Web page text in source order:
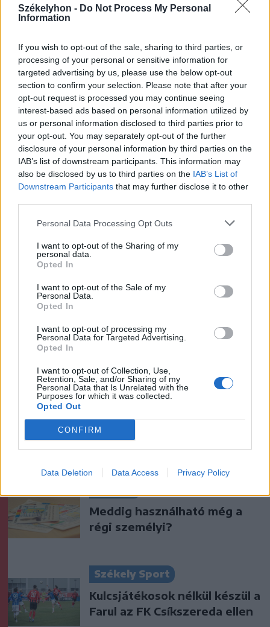
Székelyhon - Do Not Process My Personal
Information
If you wish to opt-out of the sale, sharing to third parties, or
processing of your personal or sensitive information for
targeted advertising by us, please use the below opt-out
section to confirm your selection. Please note that after your
opt-out request is processed you may continue seeing
interest-based ads based on personal information utilized by
us or personal information disclosed to third parties prior to
your opt-out. You may separately opt-out of the further
disclosure of your personal information by third parties on the
IAB’s list of downstream participants. This information may
also be disclosed by us to third parties on the IAB’s List of
Downstream Participants that may further disclose it to other
Personal Data Processing Opt Outs
I want to opt-out of the Sharing of my
personal data.
Opted In
I want to opt-out of the Sale of my
Personal Data.
Opted In
I want to opt-out of processing my
Personal Data for Targeted Advertising.
Opted In
I want to opt-out of Collection, Use,
Retention, Sale, and/or Sharing of my
Personal Data that Is Unrelated with the
Purposes for which it was collected.
Opted Out
CONFIRM
Data Deletion Data Access Privacy Policy
szóljon hozzá!
Ezek is érdekelhetik
Visszaküldte a parlamentnek
Nicușor Dan a közel 900
Húsdarálógépbe szorult egy
kétéves gyerek keze, a
műtőben
Látványos meccs nyitotta a
Szuperliga negyedik
Meddig használható még a
régi személyi?
Székely Sport
Kulcsjátékosok nélkül készül a
Farul az FK Csíkszereda ellen